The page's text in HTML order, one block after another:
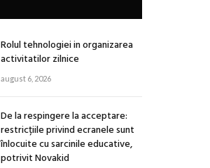
Rolul tehnologiei in organizarea
activitatilor zilnice
august 6, 2026
De la respingere la acceptare:
restricțiile privind ecranele sunt
înlocuite cu sarcinile educative,
potrivit Novakid